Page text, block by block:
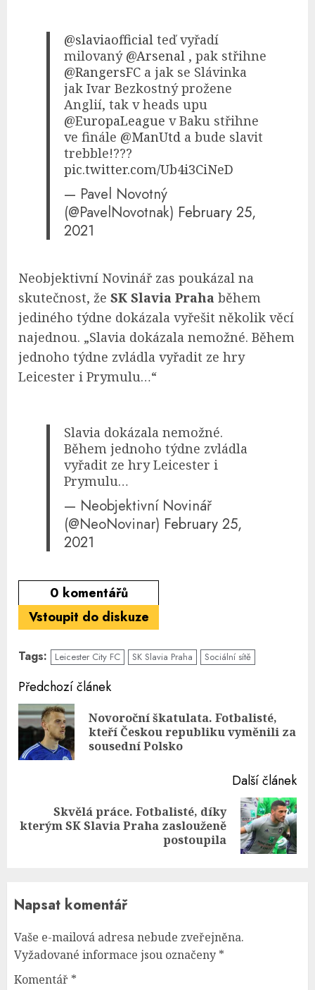
@slaviaofficial teď vyřadí
milovaný @Arsenal , pak střihne
@RangersFC a jak se Slávinka
jak Ivar Bezkostný prožene
Anglií, tak v heads upu
@EuropaLeague v Baku střihne
ve finále @ManUtd a bude slavit
trebble!???
pic.twitter.com/Ub4i3CiNeD
— Pavel Novotný
(@PavelNovotnak) February 25,
2021
Neobjektivní Novinář zas poukázal na
skutečnost, že SK Slavia Praha během
jediného týdne dokázala vyřešit několik věcí
najednou. „Slavia dokázala nemožné. Během
jednoho týdne zvládla vyřadit ze hry
Leicester i Prymulu…“
Slavia dokázala nemožné.
Během jednoho týdne zvládla
vyřadit ze hry Leicester i
Prymulu…
— Neobjektivní Novinář
(@NeoNovinar) February 25,
2021
0 komentářů
Vstoupit do diskuze
Tags: Leicester City FC SK Slavia Praha Sociální sítě
Continue
Reading
Předchozí článek
Novoroční škatulata. Fotbalisté,
kteří Českou republiku vyměnili za
sousední Polsko
Další článek
Next
Skvělá práce. Fotbalisté, díky
kterým SK Slavia Praha zaslouženě
postoupila
Napsat komentář
Vaše e-mailová adresa nebude zveřejněna.
Vyžadované informace jsou označeny *
Komentář *